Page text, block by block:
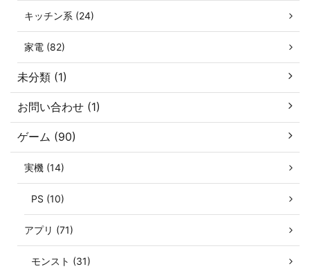
キッチン系 (24)
家電 (82)
未分類 (1)
お問い合わせ (1)
ゲーム (90)
実機 (14)
PS (10)
アプリ (71)
モンスト (31)